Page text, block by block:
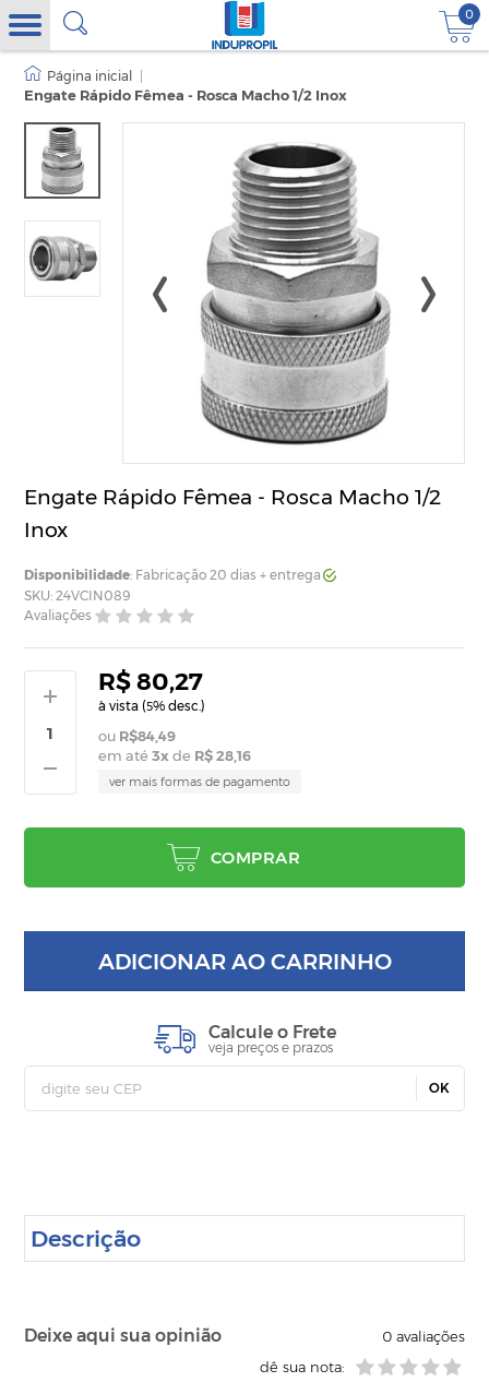
0
Engate Rápido Fêmea - Rosca Macho 1/2 Inox
Engate Rápido Fêmea - Rosca Macho 1/2
Inox
Disponibilidade: Fabricação 20 dias + entrega
SKU: 24VCIN089
Avaliações
R$ 80,27
à vista (5% desc.)
R$84,49
em até3x de R$ 28,16
ver mais formas de pagamento
COMPRAR
ADICIONAR AO CARRINHO
Calcule o Frete
veja preços e prazos
OK
Descrição
Deixe aqui sua opinião 0avaliações
dê sua nota: